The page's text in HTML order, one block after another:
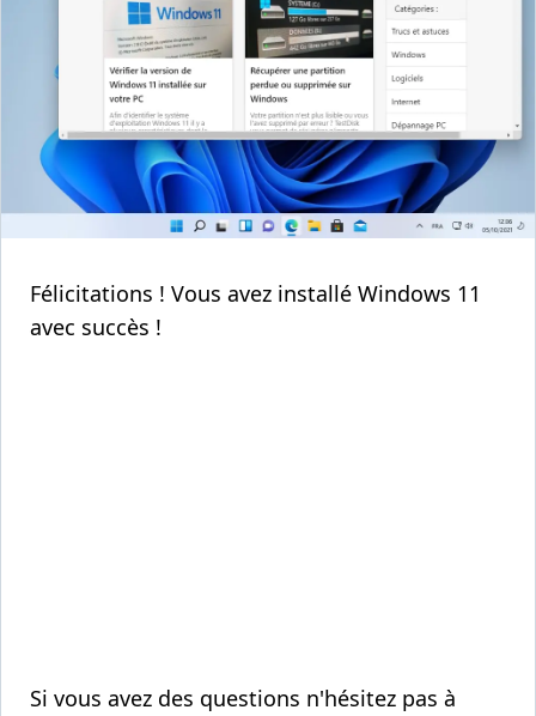
Félicitations ! Vous avez installé Windows 11
avec succès !
Si vous avez des questions n'hésitez pas à